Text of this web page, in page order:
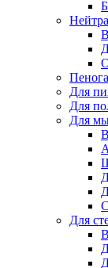
Для
Для
Для
Для